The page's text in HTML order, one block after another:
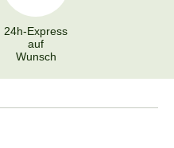
24h-Express
auf
Wunsch